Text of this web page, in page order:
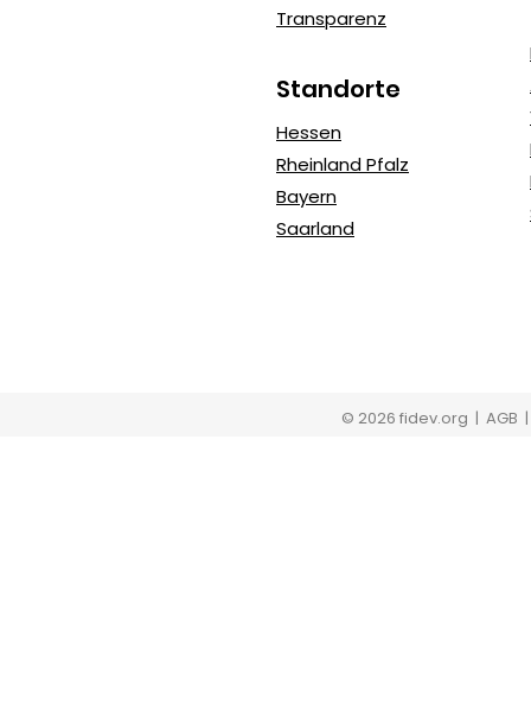
Transparenz
Standorte
Hessen
Rheinland Pfalz
Bayern
Saarland
© 2026 fidev.org | AGB